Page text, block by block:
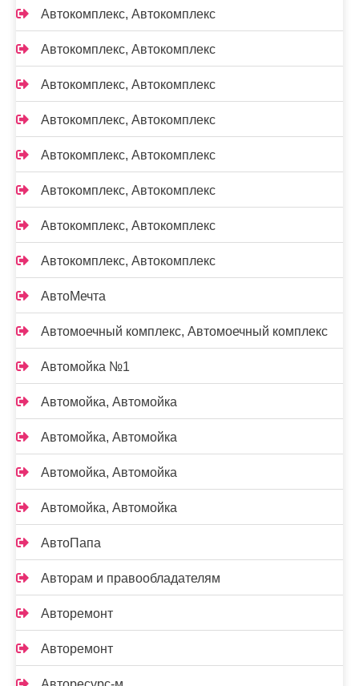
Автокомплекс, Автокомплекс
Автокомплекс, Автокомплекс
Автокомплекс, Автокомплекс
Автокомплекс, Автокомплекс
Автокомплекс, Автокомплекс
Автокомплекс, Автокомплекс
Автокомплекс, Автокомплекс
Автокомплекс, Автокомплекс
АвтоМечта
Автомоечный комплекс, Автомоечный комплекс
Автомойка №1
Автомойка, Автомойка
Автомойка, Автомойка
Автомойка, Автомойка
Автомойка, Автомойка
АвтоПапа
Авторам и правообладателям
Авторемонт
Авторемонт